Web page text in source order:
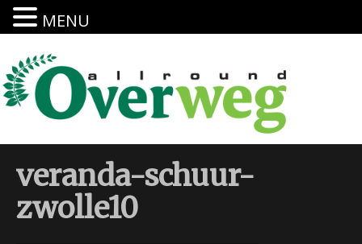
veranda-schuur-
zwolle10
MENU